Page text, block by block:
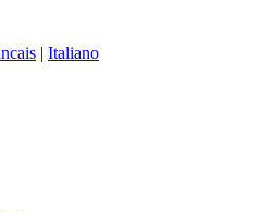
| Italiano